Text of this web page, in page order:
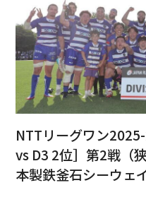
NTTリーグワン
vs D3 2位］第2戦（
本製鉄釜石シーウェ